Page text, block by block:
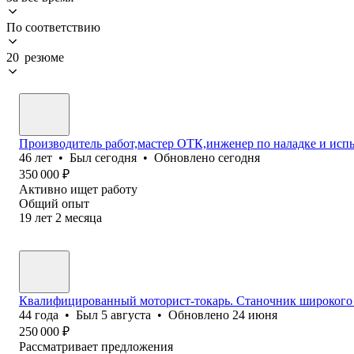
По соответствию
20 резюме
Производитель работ,мастер ОТК,инженер по наладке и
46 лет • Был сегодня • Обновлено сегодня
350 000 ₽
Активно ищет работу
Общий опыт
19 лет 2 месяца
Квалифицированный моторист-токарь. Станочник
44 года • Был 5 августа • Обновлено 24 июня
250 000 ₽
Рассматривает предложения